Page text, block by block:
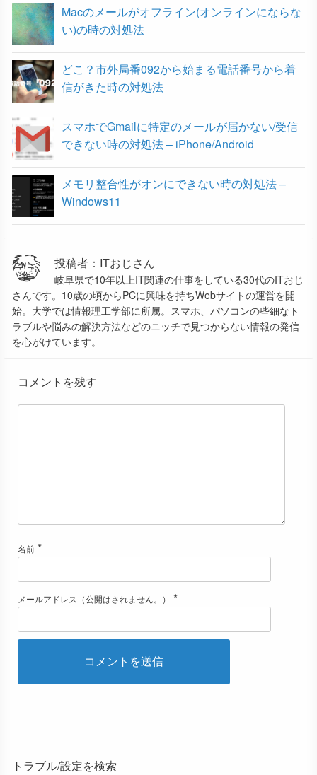
Macのメールがオフライン(オンラインにならな
い)の時の対処法
どこ？市外局番092から始まる電話番号から着
信がきた時の対処法
スマホでGmailに特定のメールが届かない/受信
できない時の対処法 – iPhone/Android
メモリ整合性がオンにできない時の対処法 –
Windows11
投稿者：ITおじさん
岐阜県で10年以上IT関連の仕事をしている30代のITおじ
さんです。10歳の頃からPCに興味を持ちWebサイトの運営を開
始。大学では情報理工学部に所属。スマホ、パソコンの些細なト
ラブルや悩みの解決方法などのニッチで見つからない情報の発信
を心がけています。
コメントを残す
名前 *
メールアドレス（公開はされません。） *
トラブル/設定を検索